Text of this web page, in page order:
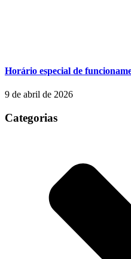
Horário especial de
9 de abril de 2026
Categorias